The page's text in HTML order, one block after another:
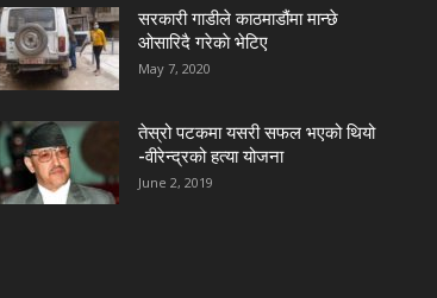
सरकारी गाडीले काठमाडौंमा मान्छे
ओसारिदै गरेकाे भेटिए
May 7, 2020
तेस्रो पटकमा यसरी सफल भएको थियो
-वीरेन्द्रको हत्या योजना
June 2, 2019